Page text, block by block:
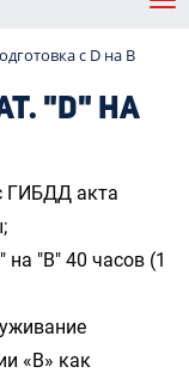
с D на B
"D" НА
ГИБДД акта
на "В" 40 часов (1
«В» как